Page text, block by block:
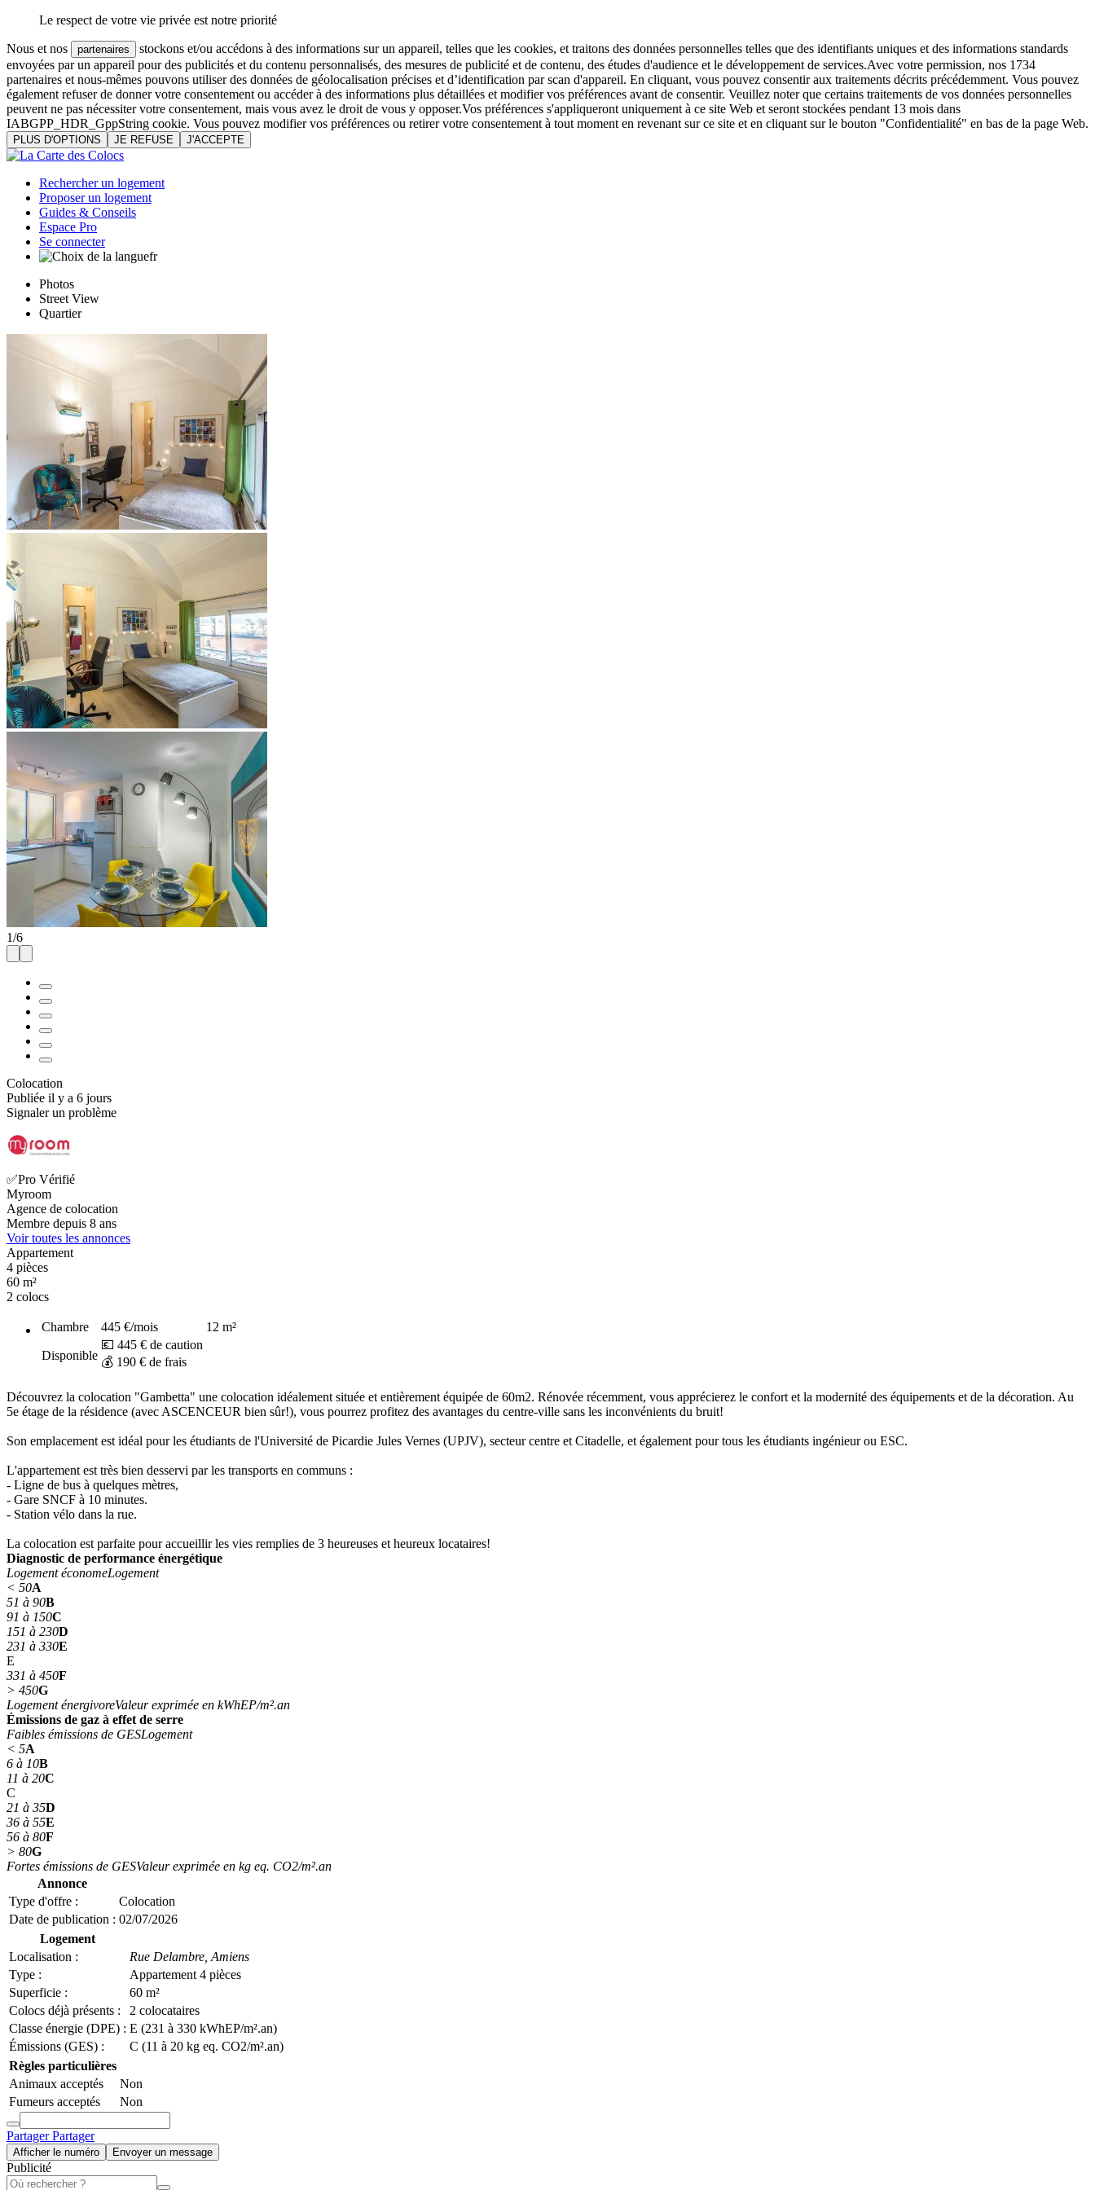
Le respect de votre vie privée est notre priorité
Nous et nos partenaires
stockons et/ou accédons à des informations sur un appareil, telles que les cookies, et traitons des données personnelles telles que des identifiants uniques et des informations standards
envoyées par un appareil pour des publicités et du contenu personnalisés, des mesures de publicité et de contenu, des études d'audience et le développement de services.Avec votre permission, nos 1734
partenaires et nous-mêmes pouvons utiliser des données de géolocalisation précises et d’identification par scan d'appareil. En cliquant, vous pouvez consentir aux traitements décrits précédemment. Vous pouvez
également refuser de donner votre consentement ou accéder à des informations plus détaillées et modifier vos préférences avant de consentir. Veuillez noter que certains traitements de vos données personnelles
peuvent ne pas nécessiter votre consentement, mais vous avez le droit de vous y opposer.Vos préférences s'appliqueront uniquement à ce site Web et seront stockées pendant 13 mois dans
IABGPP_HDR_GppString cookie. Vous pouvez modifier vos préférences ou retirer votre consentement à tout moment en revenant sur ce site et en cliquant sur le bouton "Confidentialité" en bas de la page Web.
PLUS D'OPTIONS JE REFUSE J'ACCEPTE
Rechercher un logement
Proposer un logement
Guides & Conseils
Espace Pro
Se connecter
fr
Photos
Street View
Quartier
1/6
Colocation
Publiée il y a 6 jours
Signaler un problème
✅Pro Vérifié
Myroom
Agence de colocation
Membre depuis 8 ans
Voir toutes les annonces
Appartement
4 pièces
60 m²
2 colocs
Chambre 445 €/mois 12 m²
Disponible
💶 445 € de caution
💰 190 € de frais
Découvrez la colocation "Gambetta" une colocation idéalement située et entièrement équipée de 60m2. Rénovée récemment, vous apprécierez le confort et la modernité des équipements et de la décoration. Au
5e étage de la résidence (avec ASCENCEUR bien sûr!), vous pourrez profitez des avantages du centre-ville sans les inconvénients du bruit!
Son emplacement est idéal pour les étudiants de l'Université de Picardie Jules Vernes (UPJV), secteur centre et Citadelle, et également pour tous les étudiants ingénieur ou ESC.
L'appartement est très bien desservi par les transports en communs :
- Ligne de bus à quelques mètres,
- Gare SNCF à 10 minutes.
- Station vélo dans la rue.
La colocation est parfaite pour accueillir les vies remplies de 3 heureuses et heureux locataires!
Diagnostic de performance énergétique
Logement économeLogement
< 50A
51 à 90B
91 à 150C
151 à 230D
231 à 330E
E
331 à 450F
> 450G
Logement énergivoreValeur exprimée en kWhEP/m².an
Émissions de gaz à effet de serre
Faibles émissions de GESLogement
< 5A
6 à 10B
11 à 20C
C
21 à 35D
36 à 55E
56 à 80F
> 80G
Fortes émissions de GESValeur exprimée en kg eq. CO2/m².an
Annonce
Type d'offre :
Colocation
Date de publication : 02/07/2026
Logement
Localisation :
Rue Delambre, Amiens
Type :
Appartement 4 pièces
Superficie :
60 m²
Colocs déjà présents :
2 colocataires
Classe énergie (DPE) : E (231 à 330 kWhEP/m².an)
Émissions (GES) :
C (11 à 20 kg eq. CO2/m².an)
Règles particulières
Animaux acceptés
Non
Fumeurs acceptés
Non
PartagerPartager
Afficher le numéro Envoyer un message
Publicité